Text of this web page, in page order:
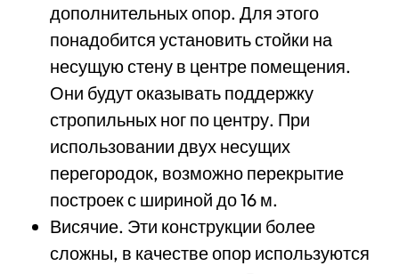
дополнительных опор. Для этого
понадобится установить стойки на
несущую стену в центре помещения.
Они будут оказывать поддержку
стропильных ног по центру. При
использовании двух несущих
перегородок, возможно перекрытие
построек с шириной до 16 м.
Висячие. Эти конструкции более
сложны, в качестве опор используются